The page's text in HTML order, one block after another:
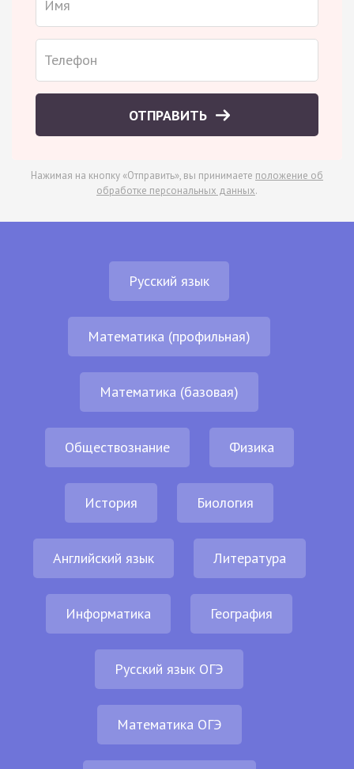
ОТПРАВИТЬ
Нажимая на кнопку «Отправить», вы принимаете положение об
обработке персональных данных.
Русский язык
Математика (профильная)
Математика (базовая)
Обществознание Физика
История Биология
Английский язык Литература
Информатика География
Русский язык ОГЭ
Математика ОГЭ